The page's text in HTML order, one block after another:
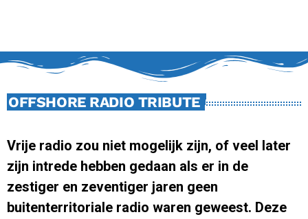
OFFSHORE RADIO TRIBUTE
Vrije radio zou niet mogelijk zijn, of veel later
zijn intrede hebben gedaan als er in de
zestiger en zeventiger jaren geen
buitenterritoriale radio waren geweest. Deze